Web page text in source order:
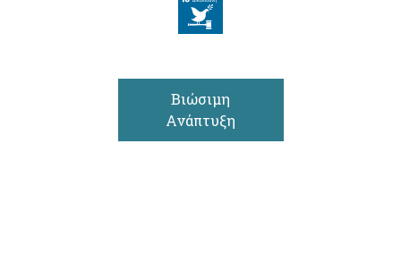
Βιώσιμη
Ανάπτυξη